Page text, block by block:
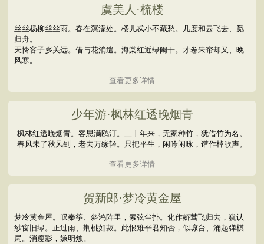
虞美人·梳楼
丝丝杨柳丝丝雨。春在溟濛处。楼儿忒小不藏愁。几度和云飞去、觅
归舟。
天怜客子乡关远。借与花消遣。海棠红近绿阑干。才卷朱帘却又、晚
风寒。
查看更多详情
少年游·枫林红透晚烟青
枫林红透晚烟青。客思满鸥汀。二十年来，无家种竹，犹借竹为名。
春风未了秋风到，老去万缘轻。只把平生，闲吟闲咏，谱作棹歌声。
查看更多详情
贺新郎·梦冷黄金屋
梦冷黄金屋。叹秦筝、斜鸿阵里，素弦尘扑。化作娇莺飞归去，犹认
纱窗旧绿。正过雨、荆桃如菽。此恨难平君知否，似琼台、涌起弹棋
局。消瘦影，嫌明烛。